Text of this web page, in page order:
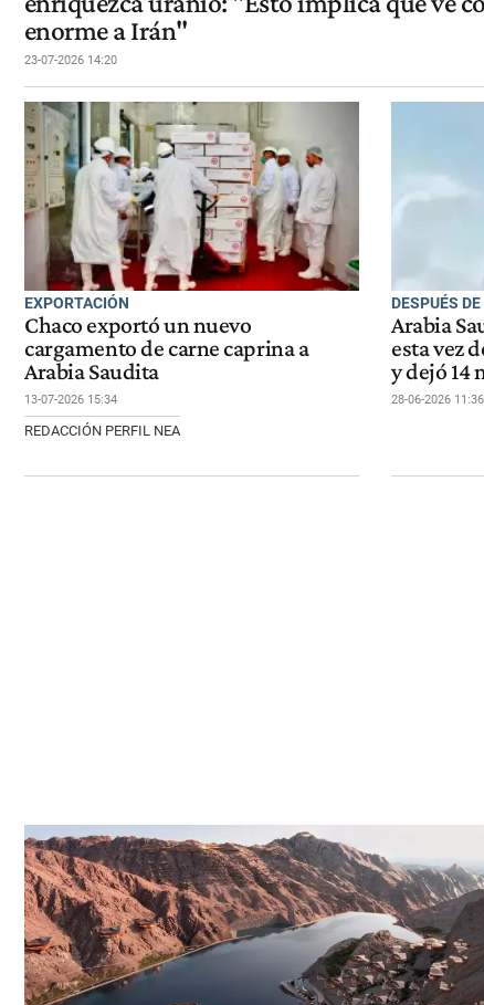
enorme a Irán"
23-07-2026 14:20
EXPORTACIÓN
Chaco exportó un nuevo
cargamento de carne caprina a
Arabia Saudita
13-07-2026 15:34
REDACCIÓN PERFIL NEA
DESPUÉS
Arabia
esta vez
y dejó 14
28-06-2026 11:36